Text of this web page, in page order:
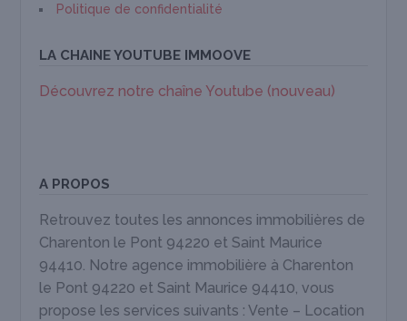
Politique de confidentialité
LA CHAINE YOUTUBE IMMOOVE
Découvrez notre chaîne Youtube (nouveau)
A PROPOS
Retrouvez toutes les annonces immobilières de
Charenton le Pont 94220 et Saint Maurice
94410. Notre agence immobilière à Charenton
le Pont 94220 et Saint Maurice 94410, vous
propose les services suivants : Vente – Location